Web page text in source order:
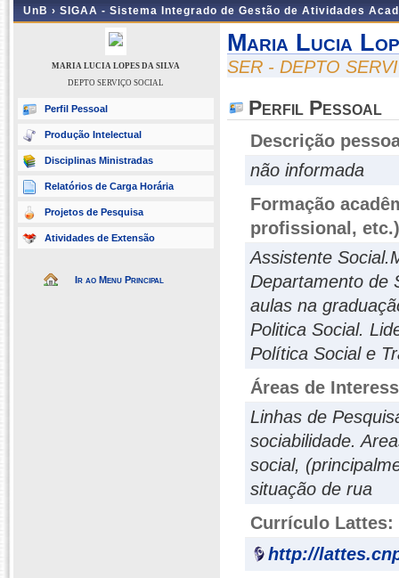
UnB › SIGAA - Sistema Integrado de Gestão de Atividades
MARIA LUCIA LOPES DA SILVA
DEPTO SERVIÇO SOCIAL
Perfil Pessoal
Produção Intelectual
Disciplinas Ministradas
Relatórios de Carga Horária
Projetos de Pesquisa
Atividades de Extensão
Ir ao Menu Principal
Maria Lucia
SER - DEPTO
Perfil Pessoal
Descrição
não informada
Formação
profissional, etc.)
Assistente
Departamento de
aulas na
Politica Social.
Política Social e
Áreas de
Linhas de
sociabilidade.
social,
situação de rua
Currículo Lattes:
http://